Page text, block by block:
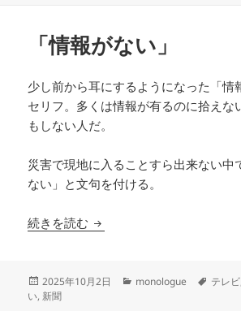
ー
「情報がない」
少し前から耳にするようになった「情
セリフ。多くは情報が有るのに拾えな
もしない人だ。
災害で現地に入ることすら出来ない中
ない」と文句を付ける。
続きを読む 「情報がない」
投
稿
2025年10月2日
カ
monologue
タ
テレビ
い, 新聞